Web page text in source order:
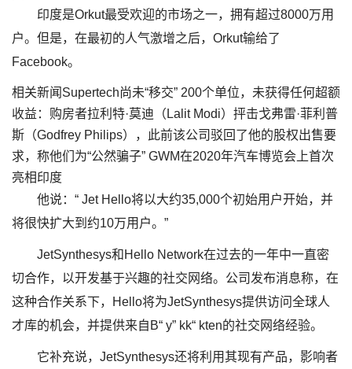
印度是Orkut最受欢迎的市场之一，拥有超过8000万用
户。但是，在最初的人气激增之后，Orkut输给了
Facebook。
相关新闻Supertech尚未“移交” 200个单位，未获得任何超额
收益：购房者拉利特·莫迪（Lalit Modi）抨击戈弗雷·菲利普
斯（Godfrey Philips），此前该公司驳回了他的股权出售要
求，称他们为“公然骗子” GWM在2020年汽车博览会上首次
亮相印度
他说：“ Jet Hello将以大约35,000个初始用户开始，并
将很快扩大到约10万用户。”
JetSynthesys和Hello Network在过去的一年中一直密
切合作，以开发基于兴趣的社交网络。公司发布消息称，在
这种合作关系下，Hello将为JetSynthesys提供访问全球人
才库的机会，并提供来自B“ y” kk“ kten的社交网络经验。
它补充说，JetSynthesys还将利用其现有产品，影响者